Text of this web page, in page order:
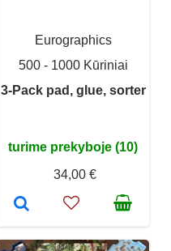
Eurographics
500 - 1000 Kūriniai
3-Pack pad, glue, sorter
turime prekyboje (10)
34,00 €